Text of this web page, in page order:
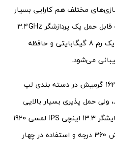
مختلف هم کارایی بسیار
خوبی دارد. قلب تپنده این رایانه قابل حمل یک پردازشگر 3.4GHz
اینتل کور آی 5 است که توسط یک رم 8 گیگابایتی و حافظه
اینسپایرون 7000 به دلیل وزن 1628 گرمیش در دسته بندی لپ
ولی حمل پذیری بسیار بالایی
دارد. این رایانه قابل حمل یک نمایشگر 13.3 اینچی IPS لمسی 1920
در 1080 پیکسلی با قابلیت چرخش 360 درجه و استفاده در چهار